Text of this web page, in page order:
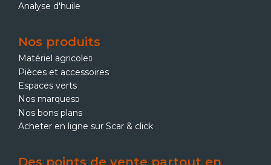
Analyse d'huile
Nos produits
Matériel agricole
Pièces et accessoires
Espaces verts
Nos marques
Nos bons plans
Acheter en ligne sur Scar & click
Des points de vente partout en